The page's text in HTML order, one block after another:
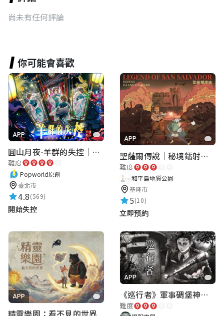
尚未有任何評論
你可能會喜歡
APP
圓山月夜-羊群的失控｜圓山飯店 ARG實境解謎遊戲
難度
Popworld原創
臺北市
4.8(569)
開始失控
APP
聖薩爾傳說｜秘境鐳射激戰
難度
和平島地質公園
基隆市
5(10)
立即預約
APP
精靈樂園：看不見的世界
APP
《巡行者》軍事碉堡神秘探索｜陽明書屋實境遊戲
難度